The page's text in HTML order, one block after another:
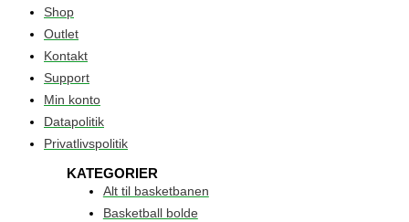
Shop
Outlet
Kontakt
Support
Min konto
Datapolitik
Privatlivspolitik
KATEGORIER
Alt til basketbanen
Basketball bolde